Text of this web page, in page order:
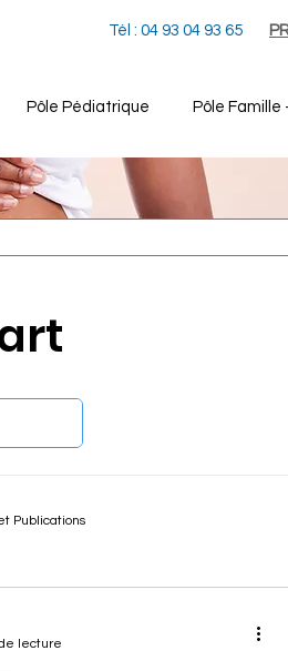
Tél : 04 93 04 93 65
Pôle Pédiatrique Pôle Famille
Publications
lecture